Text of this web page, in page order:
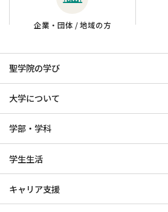
企業・団体 / 地域の方
聖学院の学び
大学について
学部・学科
学生生活
キャリア支援